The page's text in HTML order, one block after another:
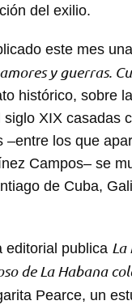
favorito
como favorito,
tu cuenta de
SESIÓN
del exilio.
este mes
y guerras.
histórico, sobre
XIX casadas
–entre los que
Campos– se
de Cuba,
editorial publica La
de La Habana
Pearce, un